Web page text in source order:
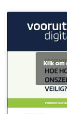
Klik om